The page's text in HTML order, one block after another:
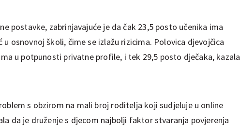
postavke, zabrinjavajuće je da čak 23,5 posto učenika ima
osnovnoj školi, čime se izlažu rizicima. Polovica djevojčica
u potpunosti privatne profile, i tek 29,5 posto dječaka, kazala
s obzirom na mali broj roditelja koji sudjeluje u online
da je druženje s djecom najbolji faktor stvaranja povjerenja